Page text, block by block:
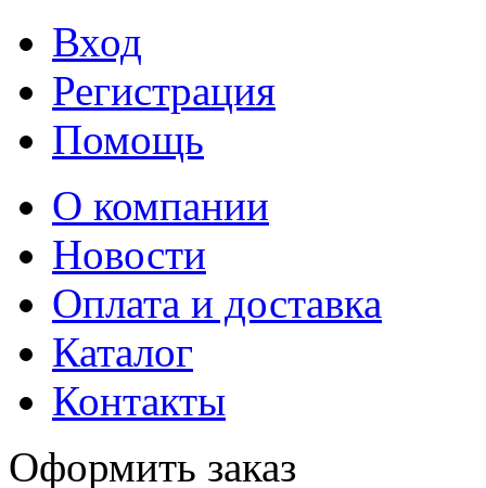
Вход
Регистрация
Помощь
О компании
Новости
Оплата и доставка
Каталог
Контакты
Оформить заказ